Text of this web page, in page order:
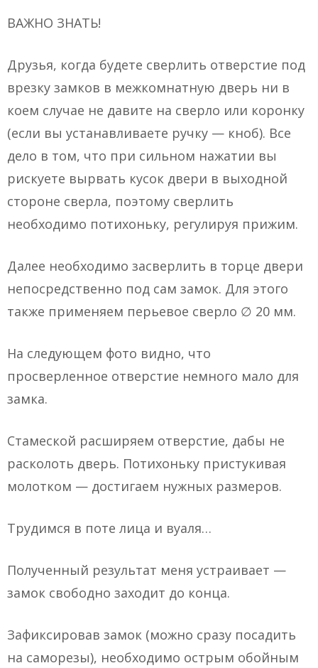
ВАЖНО ЗНАТЬ!
Друзья, когда будете сверлить отверстие под
врезку замков в межкомнатную дверь ни в
коем случае не давите на сверло или коронку
(если вы устанавливаете ручку — кноб). Все
дело в том, что при сильном нажатии вы
рискуете вырвать кусок двери в выходной
стороне сверла, поэтому сверлить
необходимо потихоньку, регулируя прижим.
Далее необходимо засверлить в торце двери
непосредственно под сам замок. Для этого
также применяем перьевое сверло ∅ 20 мм.
На следующем фото видно, что
просверленное отверстие немного мало для
замка.
Стамеской расширяем отверстие, дабы не
расколоть дверь. Потихоньку пристукивая
молотком — достигаем нужных размеров.
Трудимся в поте лица и вуаля…
Полученный результат меня устраивает —
замок свободно заходит до конца.
Зафиксировав замок (можно сразу посадить
на саморезы), необходимо острым обойным